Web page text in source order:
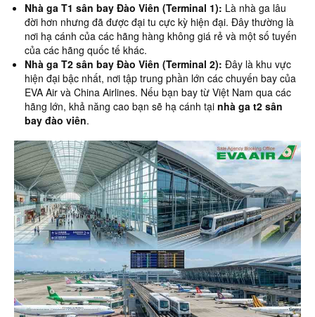
Nhà ga T1 sân bay Đào Viên (Terminal 1): Là nhà ga lâu
đời hơn nhưng đã được đại tu cực kỳ hiện đại. Đây thường là
nơi hạ cánh của các hãng hàng không giá rẻ và một số tuyến
của các hãng quốc tế khác.
Nhà ga T2 sân bay Đào Viên (Terminal 2): Đây là khu vực
hiện đại bậc nhất, nơi tập trung phần lớn các chuyến bay của
EVA Air và China Airlines. Nếu bạn bay từ Việt Nam qua các
hãng lớn, khả năng cao bạn sẽ hạ cánh tại nhà ga t2 sân
bay đào viên.